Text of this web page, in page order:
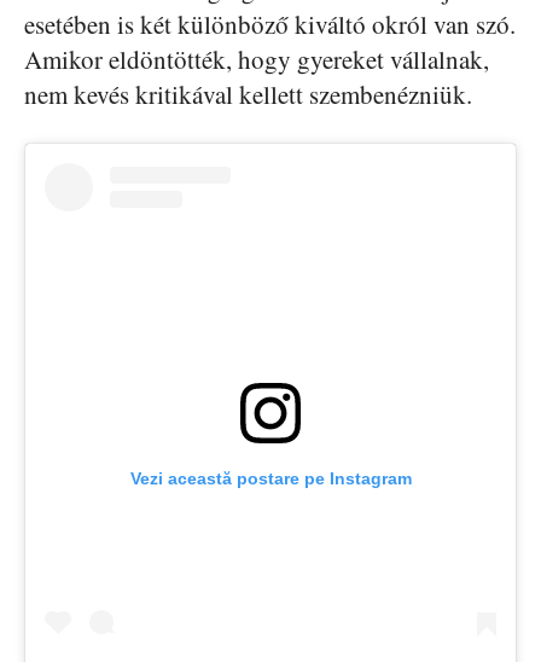
esetében is két különböző kiváltó okról van szó.
Amikor eldöntötték, hogy gyereket vállalnak,
nem kevés kritikával kellett szembenézniük.
Vezi această postare pe Instagram